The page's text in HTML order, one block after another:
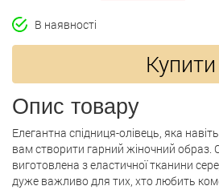
В наявності
Купити
Опис товару
Елегантна спідниця-олівець, яка
вам створити гарний жіночний образ.
виготовлена ​​з еластичної тканини
дуже важливо для тих, хто любить